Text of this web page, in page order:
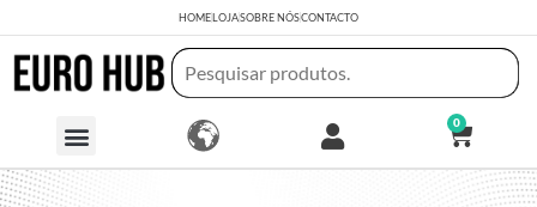
HOMELOJASOBRE NÓSCONTACTO
0